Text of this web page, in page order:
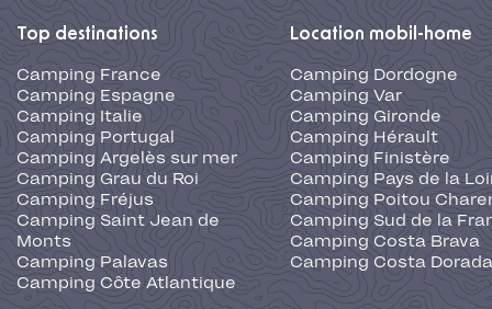
Top destinations
Camping France
Camping Espagne
Camping Italie
Camping Portugal
Camping Argelès sur mer
Camping Grau du Roi
Camping Fréjus
Camping Saint Jean de
Monts
Camping Palavas
Camping Côte Atlantique
Location mobil-home
Camping Dordogne
Camping Var
Camping Gironde
Camping Hérault
Camping Finistère
Camping Pays de la
Camping Poitou
Camping Sud de la
Camping Costa Brava
Camping Costa Dorada